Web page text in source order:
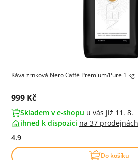
Káva zrnková Nero Caffé Premium/Pure 1 kg
Cena s DPH:
999 Kč
Skladem v e-shopu u vás již 11. 8.
ihned k dispozici na 37 prodejnách
4.9
Do košíku